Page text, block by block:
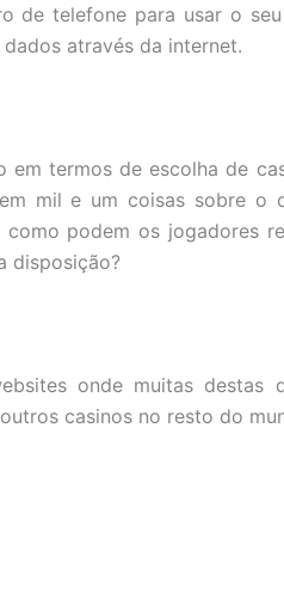
de telefone para usar o
através da internet.
termos de escolha de
mil e um coisas sobre o
podem os jogadores
disposição?
onde muitas destas
casinos no resto do